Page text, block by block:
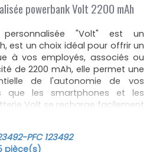
powerbank Volt 2200 mAh
"Volt" est un
est un choix idéal pour offrir un
à vos employés, associés ou
de 2200 mAh, elle permet une
de l'autonomie de vos
que les smartphones et les
Volt se recharge facilement
son voyant lumineux devient
atteinte.
cette batterie est à la fois
-PFC 123492
pièce(s)